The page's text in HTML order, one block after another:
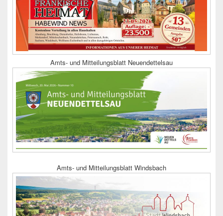
Amts- und Mitteilungsblatt Neuendettelsau
Amts- und Mitteilungsblatt Windsbach